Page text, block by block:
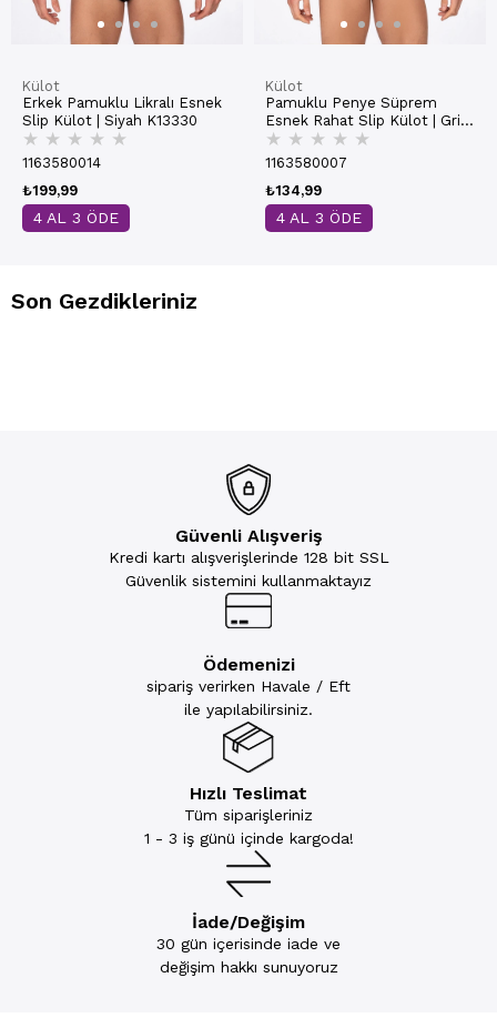
Külot
Erkek Pamuklu Likralı Esnek
Slip Külot | Siyah K13330
★ ★ ★ ★ ★
1163580014
₺199,99
4 AL 3 ÖDE
Külot
Pamuklu Penye Süprem
Esnek Rahat Slip Külot | Gri
Melanj K0037
★ ★ ★ ★ ★
1163580007
₺134,99
4 AL 3 ÖDE
Son Gezdikleriniz
Güvenli Alışveriş
Kredi kartı alışverişlerinde 128 bit SSL
Güvenlik sistemini kullanmaktayız
Ödemenizi
sipariş verirken Havale / Eft
ile yapılabilirsiniz.
Hızlı Teslimat
Tüm siparişleriniz
1 - 3 iş günü içinde kargoda!
İade/Değişim
30 gün içerisinde iade ve
değişim hakkı sunuyoruz